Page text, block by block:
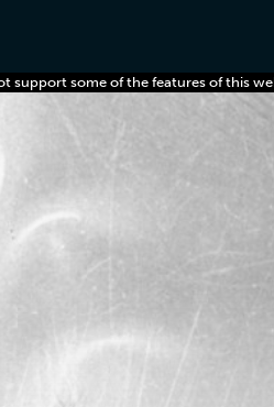
support some of the features of this